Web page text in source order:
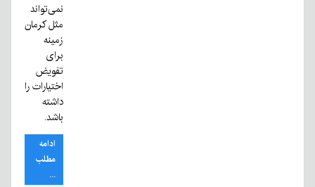
نمی‌تواند
مثل کرمان
زمینه
برای
تفویض
اختیارات را
داشته
باشد.
ادامه
مطلب
...